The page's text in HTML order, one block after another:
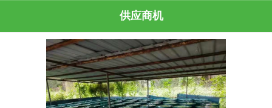
供应商机